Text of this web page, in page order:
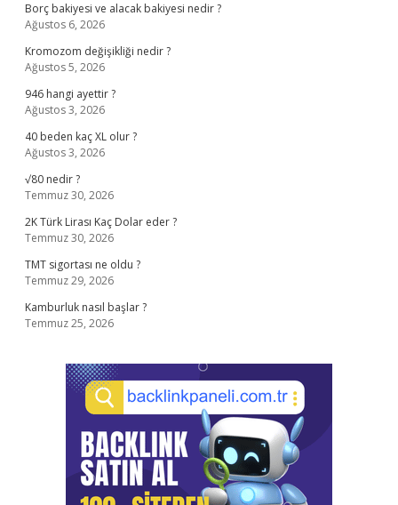
Borç bakiyesi ve alacak bakiyesi nedir ?
Ağustos 6, 2026
Kromozom değişikliği nedir ?
Ağustos 5, 2026
946 hangi ayettir ?
Ağustos 3, 2026
40 beden kaç XL olur ?
Ağustos 3, 2026
√80 nedir ?
Temmuz 30, 2026
2K Türk Lirası Kaç Dolar eder ?
Temmuz 30, 2026
TMT sigortası ne oldu ?
Temmuz 29, 2026
Kamburluk nasıl başlar ?
Temmuz 25, 2026